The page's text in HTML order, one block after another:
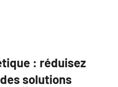
: réduisez
solutions